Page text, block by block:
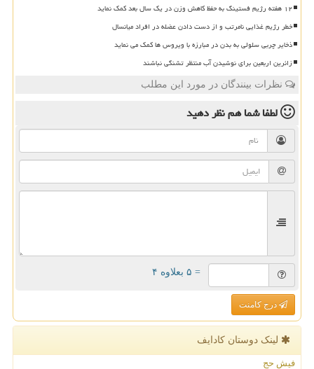
۱۲ هفته رژیم فستینگ به حفظ کاهش وزن در یک سال بعد کمک نماید
خطر رژیم غذایی نامرتب و از دست دادن عضله در افراد میانسال
ذخایر چربی سلولی به بدن در مبارزه با ویروس ها کمک می نماید
زائرین اربعین برای نوشیدن آب منتظر تشنگی نباشند
نظرات بینندگان در مورد این مطلب
لطفا شما همنظر دهید
= ۵ بعلاوه ۴
درج کامنت
لینک دوستان كادایف
فیش حج